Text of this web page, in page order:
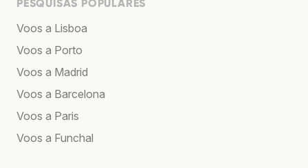
PESQUISAS POPULARES
Voos a Lisboa
Voos a Porto
Voos a Madrid
Voos a Barcelona
Voos a Paris
Voos a Funchal